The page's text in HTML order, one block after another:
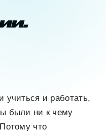
и работать,
были ни к чему
что